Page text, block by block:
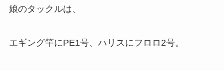
娘のタックルは、
エギング竿にPE1号、ハリスにフロロ2号。